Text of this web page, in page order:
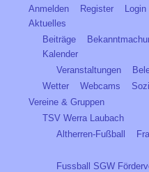
Anmelden Register Login
Aktuelles
Beiträge
Kalender
Veranstaltungen
Wetter Webcams
Vereine & Gruppen
TSV Werra Laubach
Altherren-Fußball
Fussball SGW